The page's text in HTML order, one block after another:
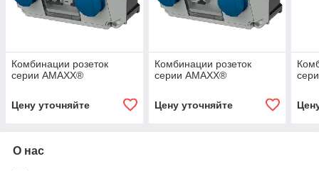
Комбинации розеток
серии AMAXX®
Цену уточняйте
Комбинации розеток
серии AMAXX®
Цену уточняйте
О нас